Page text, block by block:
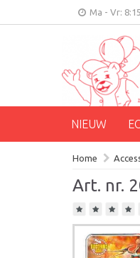
Ma - Vr:
NIEUW
Home
Art. nr.